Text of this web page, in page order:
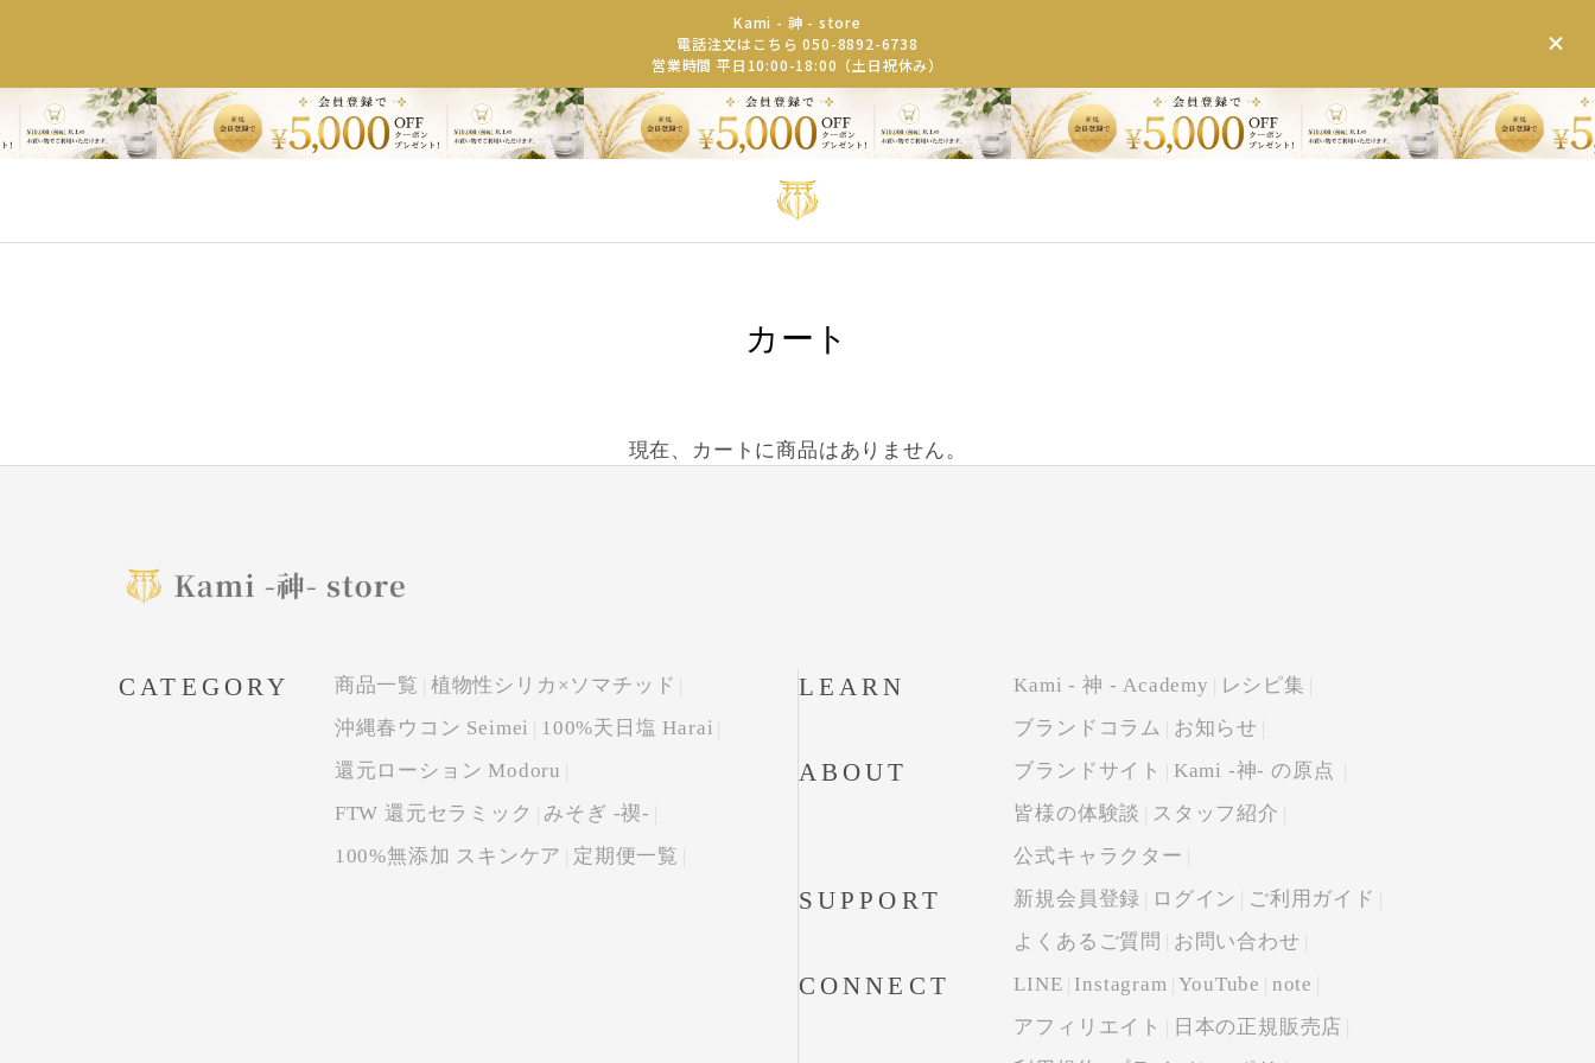
Kami - 神 - store
電話注文はこちら 050-8892-6738
営業時間 平日10:00-18:00（土日祝休み）
カート
現在、カートに商品はありません。
CATEGORY 商品一覧
植物性シリカ×ソマチッド
沖縄春ウコン Seimei
100%天日塩 Harai
還元ローション Modoru
FTW 還元セラミック
みそぎ -禊-
100%無添加 スキンケア
定期便一覧
LEARN Kami - 神 - Academy
レシピ集
ブランドコラム
お知らせ
ABOUT ブランドサイト
Kami -神- の原点
皆様の体験談
スタッフ紹介
公式キャラクター
SUPPORT 新規会員登録 ログイン
ご利用ガイド
よくあるご質問
お問い合わせ
CONNECT LINE Instagram YouTube
note
アフィリエイト
日本の正規販売店